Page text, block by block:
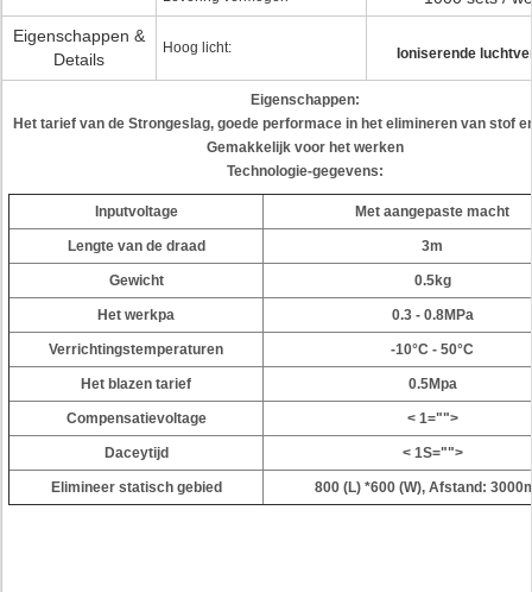
Eigenschappen &
Details
Hoog licht: Ioniserende
Eigenschappen:
Het tarief van de Strongeslag, goede performace in het elimineren van stof
Gemakkelijk voor het werken
Technologie-gegevens:
Inputvoltage Met aangepaste macht
Lengte van de draad 3m
Gewicht 0.5kg
Het werkpa 0.3 - 0.8MPa
Verrichtingstemperaturen -10°C - 50°C
Het blazen tarief 0.5Mpa
Compensatievoltage < 1="">
Daceytijd < 1S="">
Elimineer statisch gebied 800 (L) *600 (W), Afstand: